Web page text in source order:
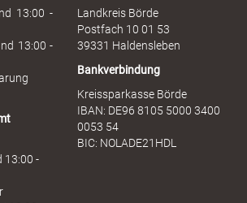
u
h
13:00 -
13:00 -
13:00 -
Landkreis Börde
Postfach 10 01 53
39331 Haldensleben
Bankverbindung
Kreissparkasse Börde
IBAN: DE96 8105 5000 3400
0053 54
BIC: NOLADE21HDL